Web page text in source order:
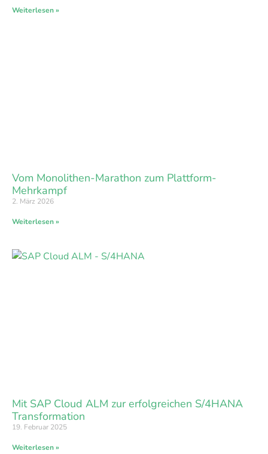
Weiterlesen »
Vom Monolithen-Marathon zum Plattform-
Mehrkampf
2. März 2026
Weiterlesen »
Mit SAP Cloud ALM zur erfolgreichen S/4HANA
Transformation
19. Februar 2025
Weiterlesen »